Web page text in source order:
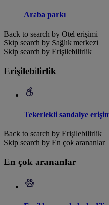
Araba parkı
Back to search by Otel erişimi
Skip search by Sağlık merkezi
Skip search by Erişilebilirlik
Erişilebilirlik
Tekerlekli sandalye
Back to search by Erişilebilirlik
Skip search by En çok arananlar
En çok arananlar